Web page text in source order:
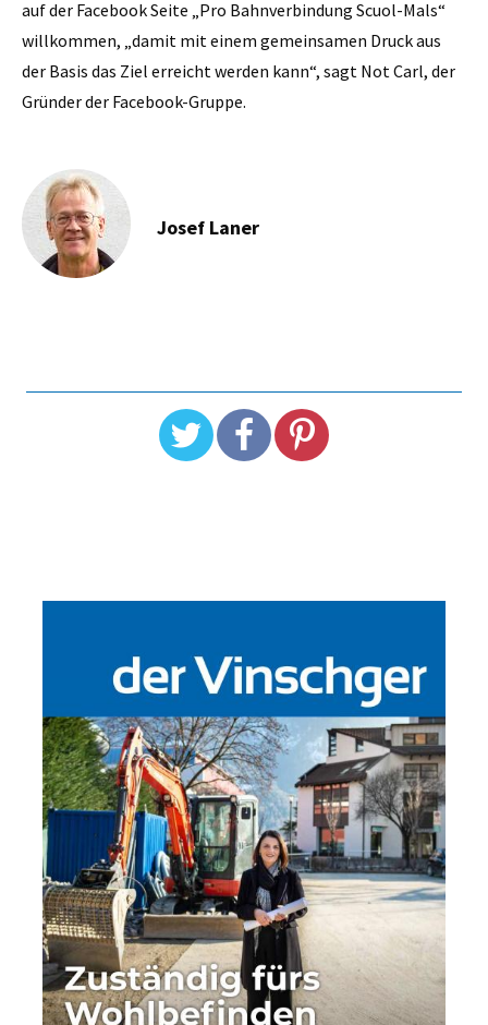
auf der Facebook Seite „Pro Bahnverbindung Scuol-Mals“
willkommen, „damit mit einem gemeinsamen Druck aus
der Basis das Ziel erreicht werden kann“, sagt Not Carl, der
Gründer der Facebook-Gruppe.
Josef Laner